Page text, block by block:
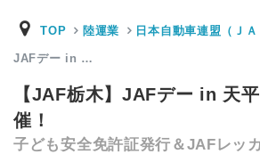
TOP 陸運業 日本自動車連盟（ＪＡ
JAFデー in …
【JAF栃木】JAFデー in 天
催！
子ども安全免許証発行＆JAFレッ